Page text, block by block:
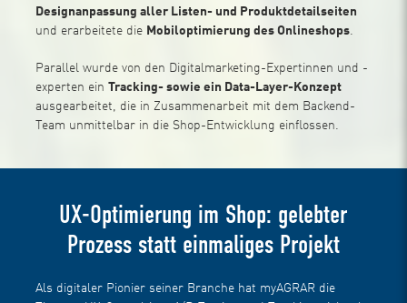
Designanpassung aller Listen- und Produktdetailseiten
und erarbeitete die Mobiloptimierung des Onlineshops.
Parallel wurde von den Digitalmarketing-Expertinnen und -
experten einTracking- sowie ein Data-Layer-Konzept
ausgearbeitet, die in Zusammenarbeit mit dem Backend-
Team unmittelbar in die Shop-Entwicklung einflossen.
UX-Optimierung im Shop: gelebter
Prozess statt einmaliges Projekt
Als digitaler Pionier seiner Branche hat myAGRAR die